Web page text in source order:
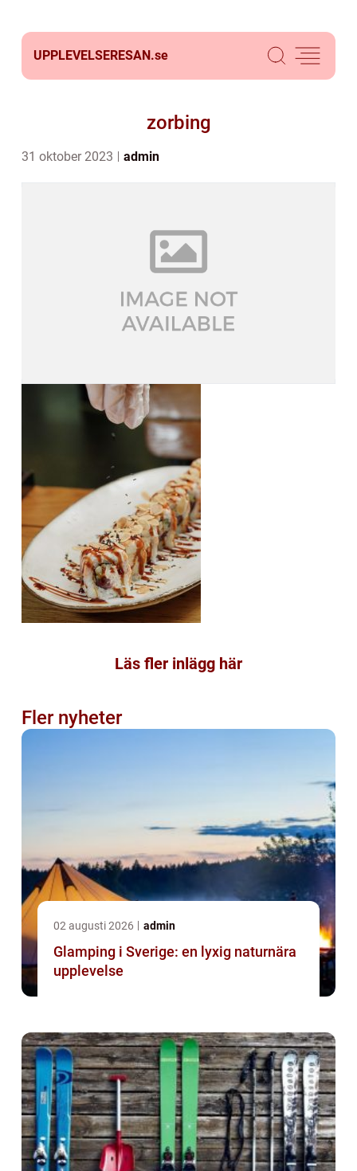
UPPLEVELSERESAN.se
zorbing
31 oktober 2023 admin
Läs fler inlägg här
Fler nyheter
02 augusti 2026 admin
Glamping i Sverige: en lyxig naturnära
upplevelse